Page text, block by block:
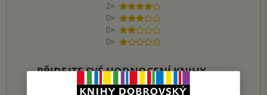
2×
4 hvězdičky
0×
3 hvězdičky
0×
2 hvězdičky
0×
1 hvezdička
PŘIDEJTE SVÉ HODNOCENÍ KNIHY